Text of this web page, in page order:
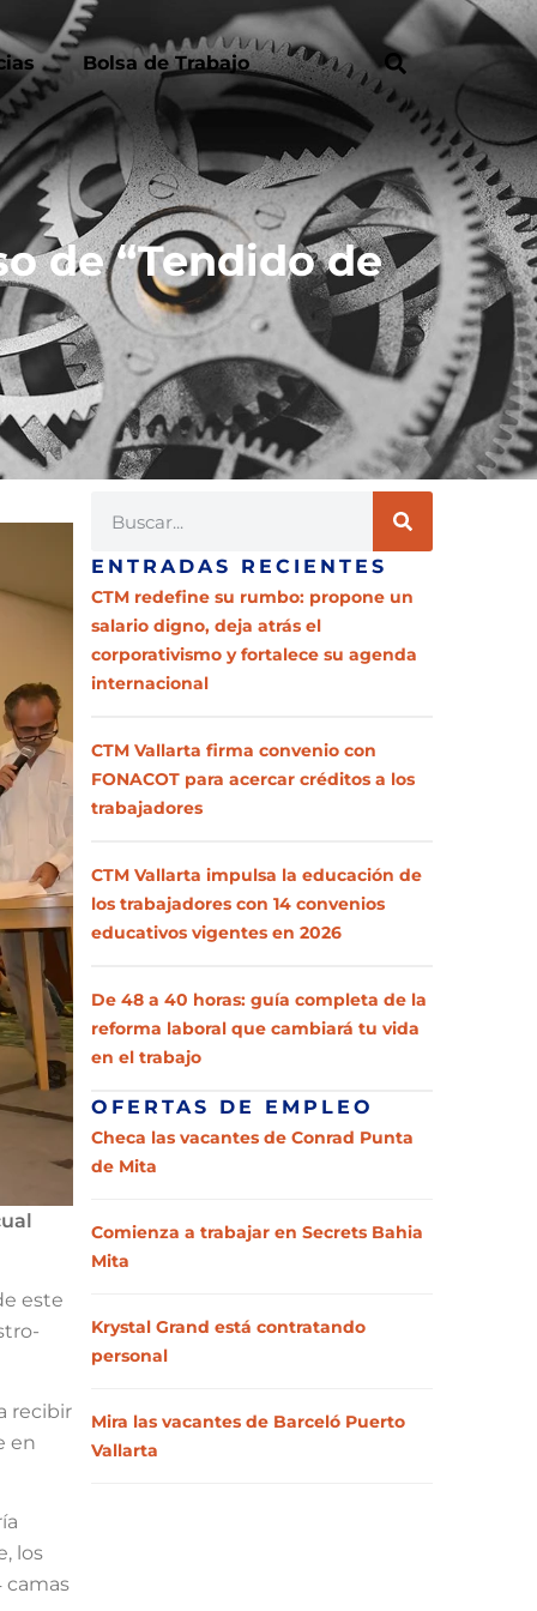
Bolsa de Trabajo
de “Tendido de
este
recibir
en
los
camas
ENTRADAS RECIENTES
CTM redefine su rumbo: propone un
salario digno, deja atrás el
corporativismo y fortalece su agenda
internacional
CTM Vallarta firma convenio con
FONACOT para acercar créditos a los
trabajadores
CTM Vallarta impulsa la educación de
los trabajadores con 14 convenios
educativos vigentes en 2026
De 48 a 40 horas: guía completa de la
reforma laboral que cambiará tu vida
en el trabajo
OFERTAS DE EMPLEO
Checa las vacantes de Conrad Punta
de Mita
Comienza a trabajar en Secrets Bahia
Mita
Krystal Grand está contratando
personal
Mira las vacantes de Barceló Puerto
Vallarta